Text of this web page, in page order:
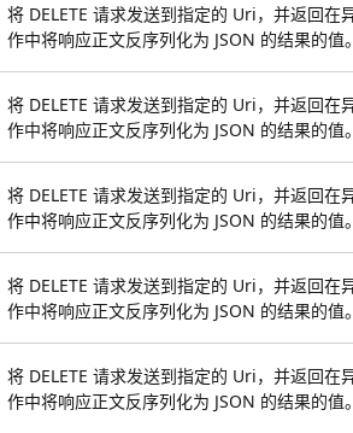
将 DELETE 请求发送到指定的 Uri，并返回在
作中将响应正文反序列化为 JSON 的结果的值。
将 DELETE 请求发送到指定的 Uri，并返回在
作中将响应正文反序列化为 JSON 的结果的值。
将 DELETE 请求发送到指定的 Uri，并返回在
作中将响应正文反序列化为 JSON 的结果的值。
将 DELETE 请求发送到指定的 Uri，并返回在
作中将响应正文反序列化为 JSON 的结果的值。
将 DELETE 请求发送到指定的 Uri，并返回在
作中将响应正文反序列化为 JSON 的结果的值。